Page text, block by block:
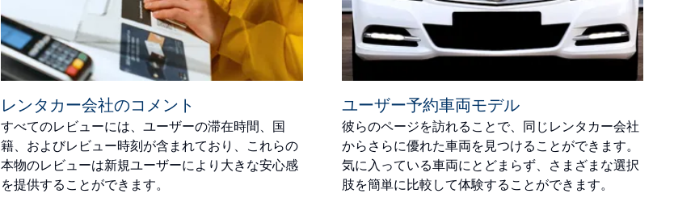
レンタカー会社のコメント
すべてのレビューには、ユーザーの滞在時間、国
籍、およびレビュー時刻が含まれており、これらの
本物のレビューは新規ユーザーにより大きな安心感
を提供することができます。
ユーザー予約車両モデル
彼らのページを訪れることで、同じレンタカー会社
からさらに優れた車両を見つけることができます。
気に入っている車両にとどまらず、さまざまな選択
肢を簡単に比較して体験することができます。